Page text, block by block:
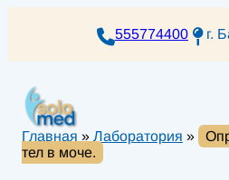
555774400 г.
Главная » Лаборатория »
тел в моче.